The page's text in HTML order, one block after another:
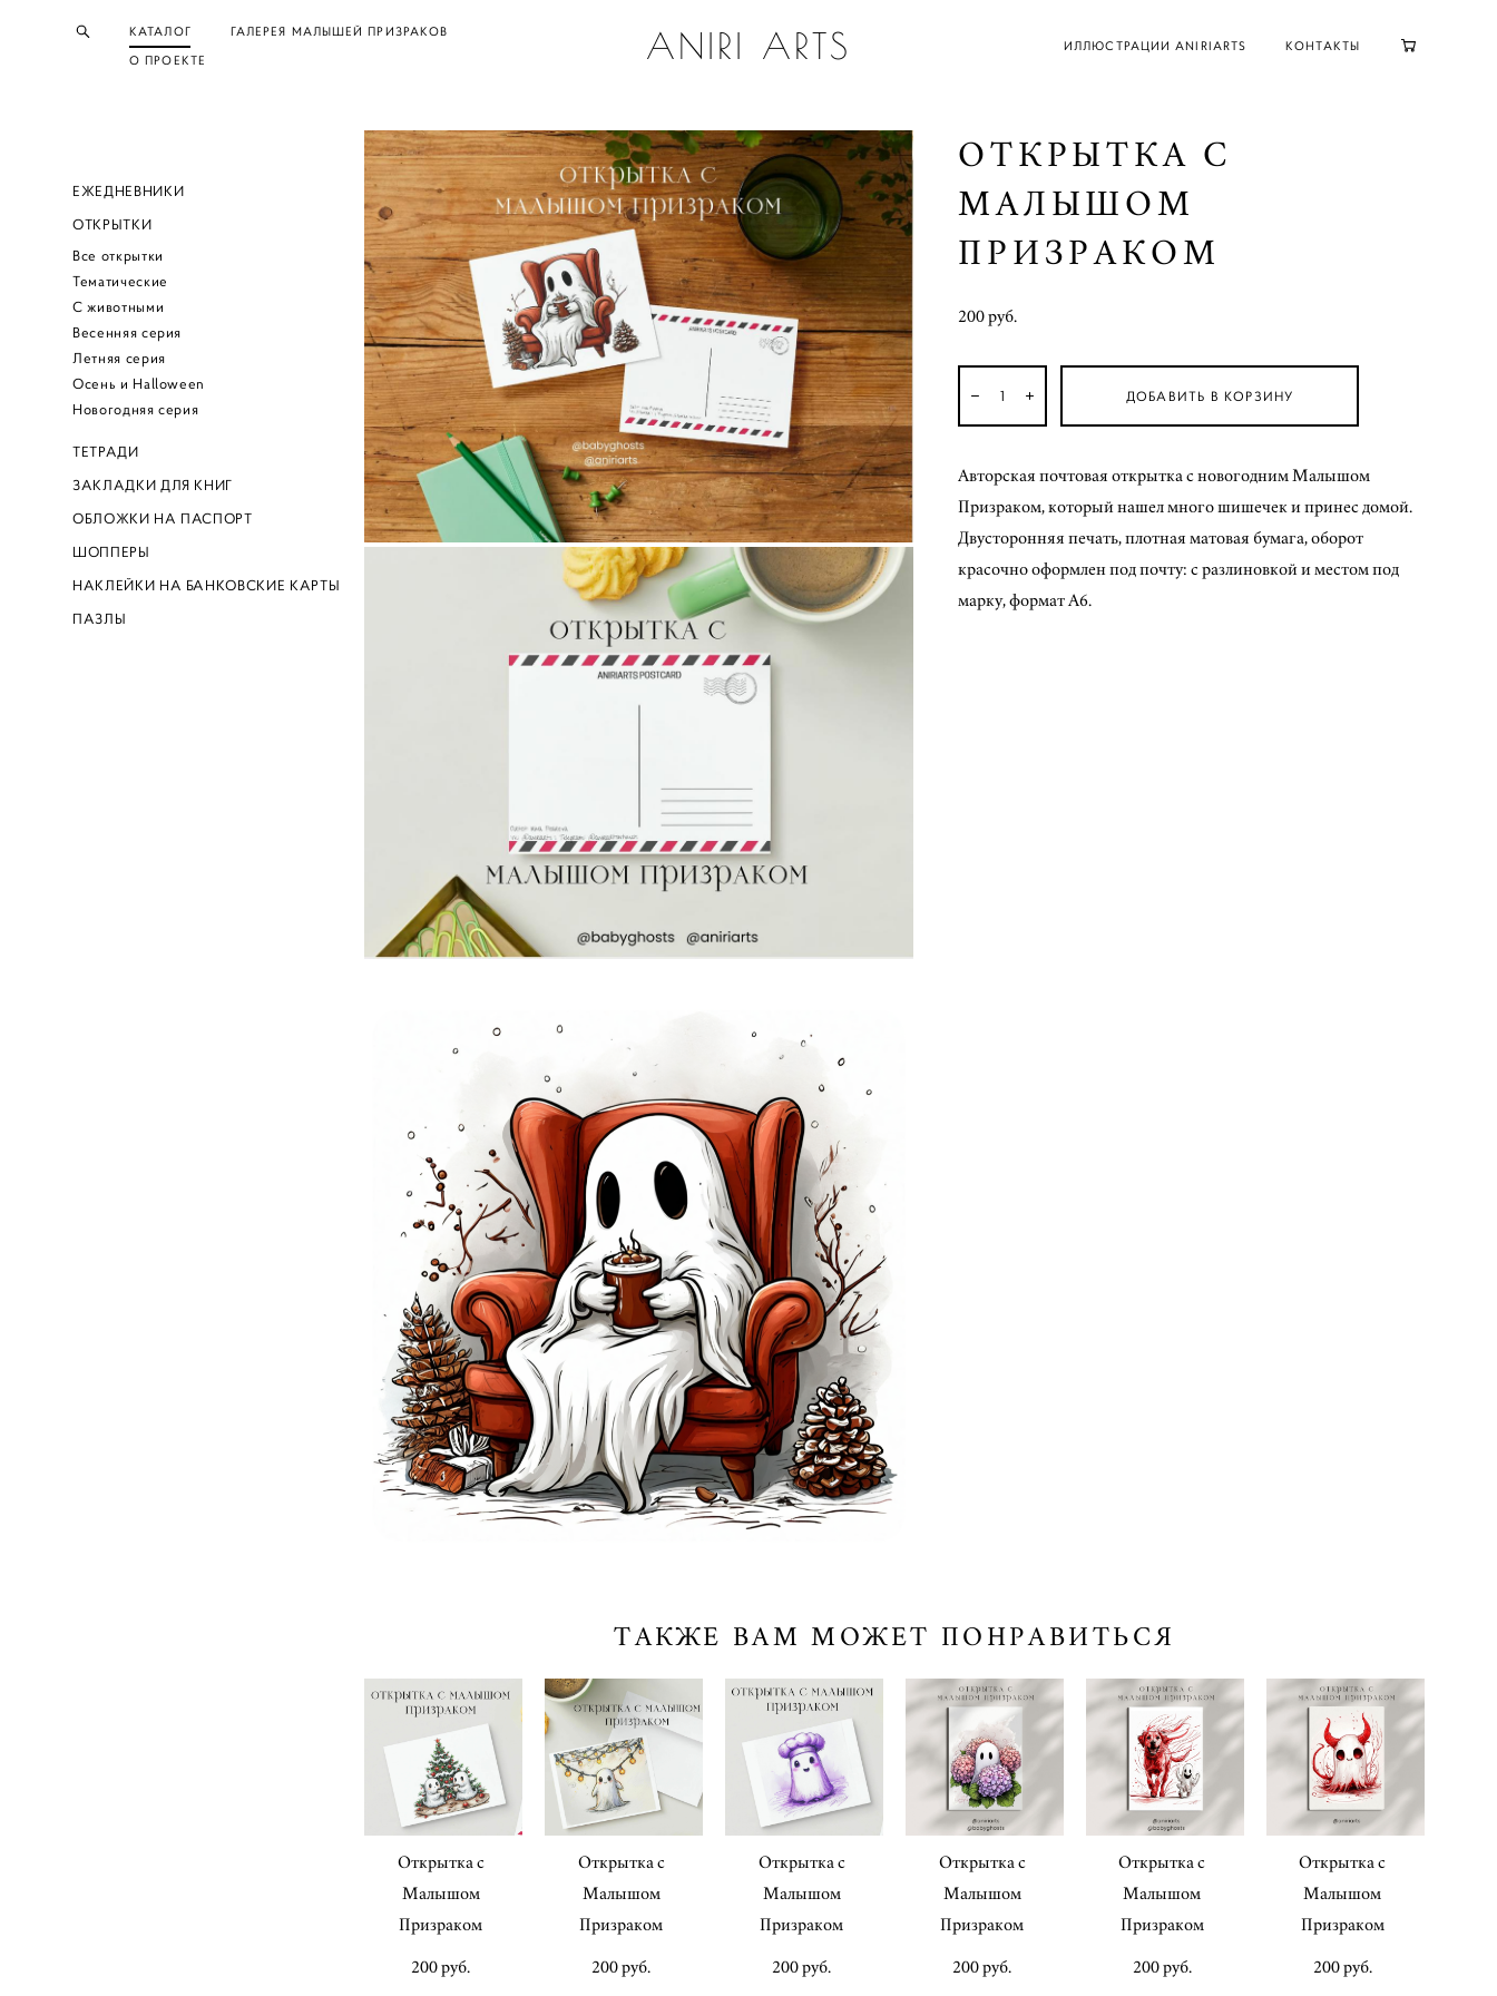
КАТАЛОГ
ГАЛЕРЕЯ МАЛЫШЕЙ ПРИЗРАКОВ
О ПРОЕКТЕ
ANIRI ARTS ИЛЛЮСТРАЦИИ ANIRIARTS КОНТАКТЫ
ЕЖЕДНЕВНИКИ
ОТКРЫТКИ
Все открытки
Тематические
С животными
Весенняя серия
Летняя серия
Осень и Halloween
Новогодняя серия
ТЕТРАДИ
ЗАКЛАДКИ ДЛЯ КНИГ
ОБЛОЖКИ НА ПАСПОРТ
ШОППЕРЫ
НАКЛЕЙКИ НА БАНКОВСКИЕ КАРТЫ
ПАЗЛЫ
ОТКРЫТКА С
МАЛЫШОМ
ПРИЗРАКОМ
200 pуб.
ДОБАВИТЬ В КОРЗИНУ
Авторская почтовая открытка с новогодним Малышом
Призраком, который нашел много шишечек и принес домой.
Двусторонняя печать, плотная матовая бумага, оборот
красочно оформлен под почту: с разлиновкой и местом под
марку, формат А6.
ТАКЖЕ ВАМ МОЖЕТ ПОНРАВИТЬСЯ
Открытка с
Малышом
Призраком
200 pуб.
Открытка с
Малышом
Призраком
200 pуб.
Открытка с
Малышом
Призраком
200 pуб.
Открытка с
Малышом
Призраком
200 pуб.
Открытка с
Малышом
Призраком
200 pуб.
Открытка с
Малышом
Призраком
200 pуб.